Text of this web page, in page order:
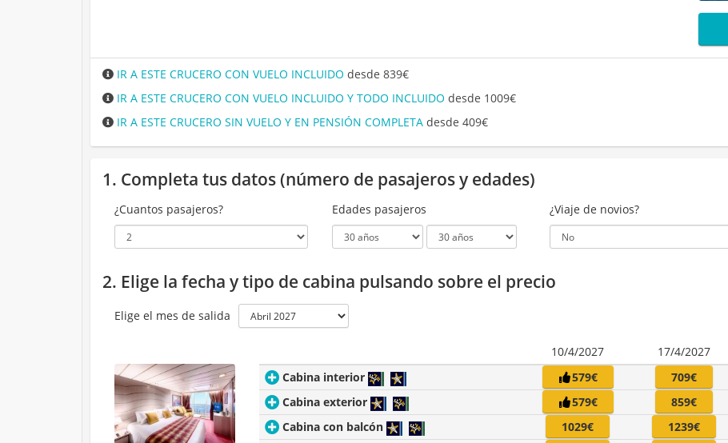
IR A ESTE CRUCERO CON VUELO INCLUIDO desde 839€
IR A ESTE CRUCERO CON VUELO INCLUIDO Y TODO INCLUIDO desde 1009€
IR A ESTE CRUCERO SIN VUELO Y EN PENSIÓN COMPLETA desde 409€
1. Completa tus datos (número de pasajeros y edades)
¿Cuantos pasajeros? Edades pasajeros ¿Viaje de novios?
2. Elige la fecha y tipo de cabina pulsando sobre el precio
Elige el mes de salida
10/4/2027 17/4/2027
Cabina interior
579€ 709€
Cabina exterior
579€ 859€
Cabina con balcón
1029€ 1239€